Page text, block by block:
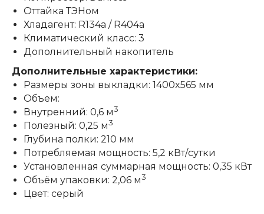
Оттайка ТЭНом
Хладагент: R134a / R404a
Климатический класс: 3
Дополнительный накопитель
Дополнительные характеристики:
Размеры зоны выкладки: 1400x565 мм
Объем:
Внутренний: 0,6 м3
Полезный: 0,25 м3
Глубина полки: 210 мм
Потребляемая мощность: 5,2 кВт/сутки
Установленная суммарная мощность: 0,35 кВт
Объём упаковки: 2,06 м3
Цвет: серый